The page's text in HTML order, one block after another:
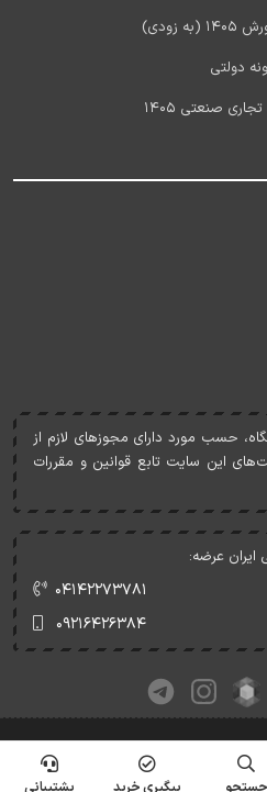
دولتی
صنعتی 1405
حسب مورد دارای مجوزهای لازم از
اين سايت تابع قوانين و مقررات
ایران عرضه:
۰۴۱۴۲۲۷۳۷۸۱
۰۹۲۱۶۴۲۶۳۸۴
به ایران عرضه می‌باشد.
جستجو پیگیری خرید پشتیبانی